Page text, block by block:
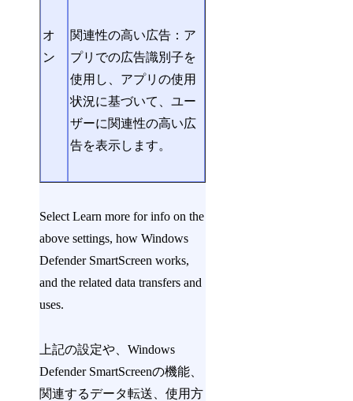
オ
ン
関連性の高い広告：ア
プリでの広告識別子を
使用し、アプリの使用
状況に基づいて、ユー
ザーに関連性の高い広
告を表示します。
Select Learn more for info on the
above settings, how Windows
Defender SmartScreen works,
and the related data transfers and
uses.
上記の設定や、Windows
Defender SmartScreenの機能、
関連するデータ転送、使用方